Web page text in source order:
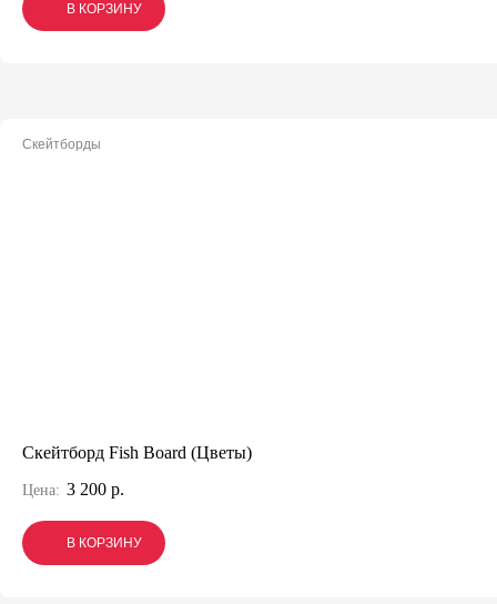
В КОРЗИНУ
В КОРЗИНУ
В КОРЗИНУ
Скейтборды
Скейтборд Fish Board (Цветы)
Цена: 3 200 р.
В КОРЗИНУ
В КОРЗИНУ
В КОРЗИНУ